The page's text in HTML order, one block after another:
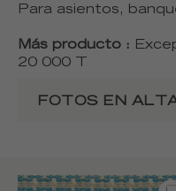
Para asientos,
Más producto :
20 000 T
FOTOS EN